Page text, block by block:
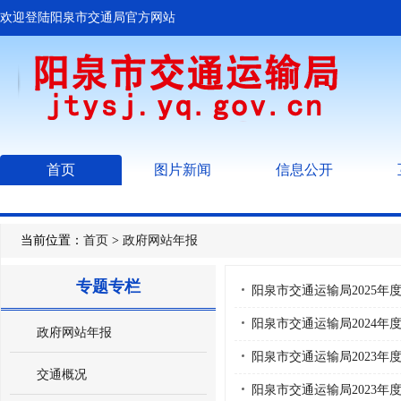
欢迎登陆阳泉市交通局官方网站
首页 图片新闻 信息公开
当前位置： 首页 > 政府网站年报
专题专栏
政府网站年报
交通概况
阳泉市交通运输局2025年
阳泉市交通运输局2024年
阳泉市交通运输局2023年
阳泉市交通运输局2023年